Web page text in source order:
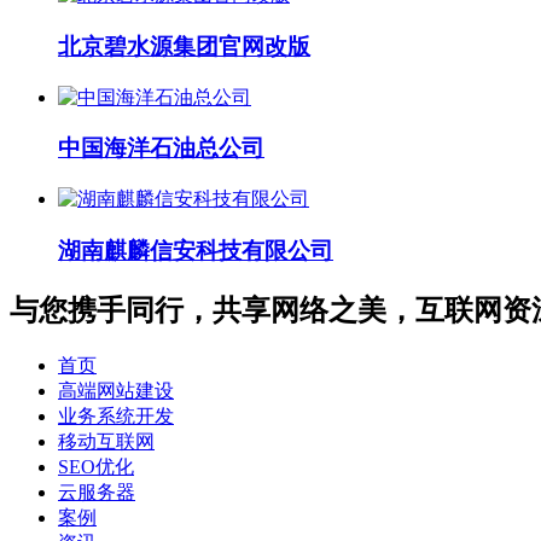
北京碧水源集团官网改版
中国海洋石油总公司
湖南麒麟信安科技有限公司
与您携手同行，共享网络之美，互联网资
首页
高端网站建设
业务系统开发
移动互联网
SEO优化
云服务器
案例